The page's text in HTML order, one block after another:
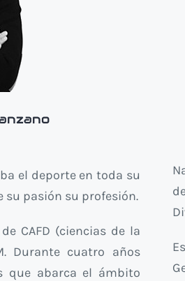
el deporte en toda su
pasión su profesión.
CAFD (ciencias de la
Durante cuatro años
que abarca el ámbito